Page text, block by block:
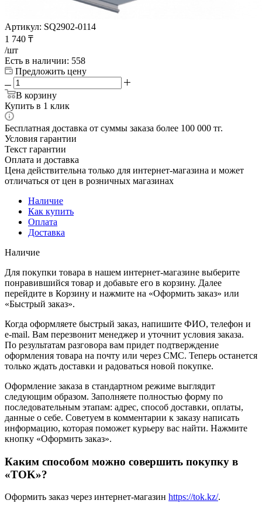
Артикул: SQ2902-0114
1 740 ₸
/шт
Есть в наличии: 558
Предложить цену
В корзину
Купить в 1 клик
Бесплатная доставка от суммы заказа более 100 000 тг.
Условия гарантии
Текст гарантии
Оплата и доставка
Цена действительна только для интернет-магазина и может
отличаться от цен в розничных магазинах
Наличие
Как купить
Оплата
Доставка
Наличие
Для покупки товара в нашем интернет-магазине выберите
понравившийся товар и добавьте его в корзину. Далее
перейдите в Корзину и нажмите на «Оформить заказ» или
«Быстрый заказ».
Когда оформляете быстрый заказ, напишите ФИО, телефон и
e-mail. Вам перезвонит менеджер и уточнит условия заказа.
По результатам разговора вам придет подтверждение
оформления товара на почту или через СМС. Теперь останется
только ждать доставки и радоваться новой покупке.
Оформление заказа в стандартном режиме выглядит
следующим образом. Заполняете полностью форму по
последовательным этапам: адрес, способ доставки, оплаты,
данные о себе. Советуем в комментарии к заказу написать
информацию, которая поможет курьеру вас найти. Нажмите
кнопку «Оформить заказ».
Каким способом можно совершить покупку в
«TOK»?
Оформить заказ через интернет-магазин https://tok.kz/.